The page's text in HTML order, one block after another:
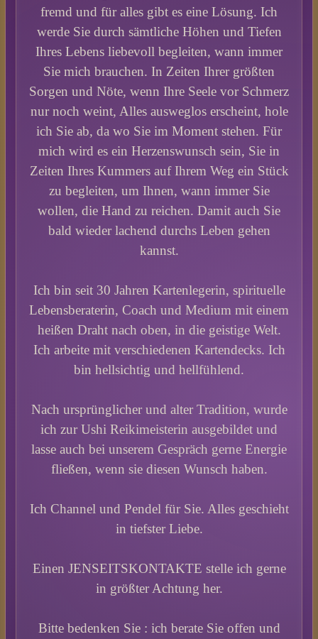
fremd und für alles gibt es eine Lösung. Ich
werde Sie durch sämtliche Höhen und Tiefen
Ihres Lebens liebevoll begleiten, wann immer
Sie mich brauchen. In Zeiten Ihrer größten
Sorgen und Nöte, wenn Ihre Seele vor Schmerz
nur noch weint, Alles ausweglos erscheint, hole
ich Sie ab, da wo Sie im Moment stehen. Für
mich wird es ein Herzenswunsch sein, Sie in
Zeiten Ihres Kummers auf Ihrem Weg ein Stück
zu begleiten, um Ihnen, wann immer Sie
wollen, die Hand zu reichen. Damit auch Sie
bald wieder lachend durchs Leben gehen
kannst.
Ich bin seit 30 Jahren Kartenlegerin, spirituelle
Lebensberaterin, Coach und Medium mit einem
heißen Draht nach oben, in die geistige Welt.
Ich arbeite mit verschiedenen Kartendecks. Ich
bin hellsichtig und hellfühlend.
Nach ursprünglicher und alter Tradition, wurde
ich zur Ushi Reikimeisterin ausgebildet und
lasse auch bei unserem Gespräch gerne Energie
fließen, wenn sie diesen Wunsch haben.
Ich Channel und Pendel für Sie. Alles geschieht
in tiefster Liebe.
Einen JENSEITSKONTAKTE stelle ich gerne
in größter Achtung her.
Bitte bedenken Sie : ich berate Sie offen und